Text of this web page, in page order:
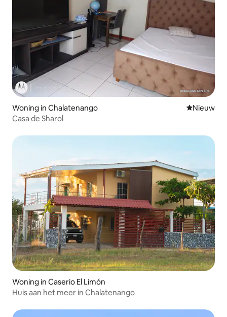
Woning in Chalatenango Nieuwe
Nieuw
Casa de Sharol
Woning in Caserio El Limón
Huis aan het meer in Chalatenango